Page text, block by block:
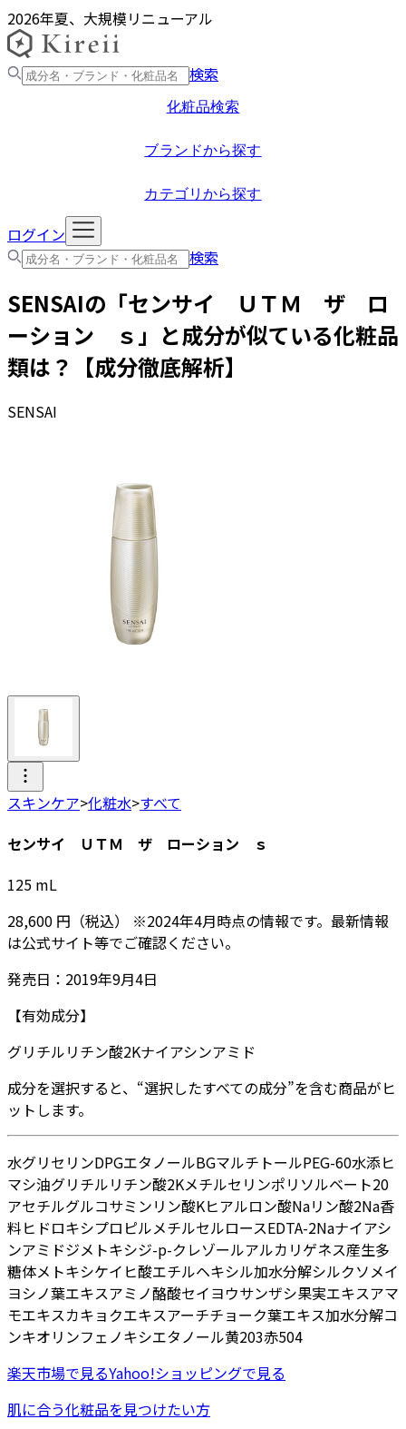
2026年夏、大規模リニューアル
検索
化粧品検索
ブランドから探す
カテゴリから探す
ログイン
検索
SENSAIの「センサイ ＵＴＭ ザ ロ
ーション ｓ 」と成分が似ている化粧品
類は？【成分徹底解析】
SENSAI
スキンケア>化粧水>すべて
センサイ ＵＴＭ ザ ローション ｓ
125 mL
28,600 円 （税込） ※2024年4月時点の情報です。最新情報
は公式サイト等でご確認ください。
発売日： 2019年9月4日
【有効成分】
グリチルリチン酸2Kナイアシンアミド
成分を選択すると、“選択したすべての成分”を含む商品がヒ
ットします。
水グリセリンDPGエタノールBGマルチトールPEG-60水添ヒ
マシ油グリチルリチン酸2Kメチルセリンポリソルベート20
アセチルグルコサミンリン酸Kヒアルロン酸Naリン酸2Na香
料ヒドロキシプロピルメチルセルロースEDTA-2Naナイアシ
ンアミドジメトキシジ-p-クレゾールアルカリゲネス産生多
糖体メトキシケイヒ酸エチルヘキシル加水分解シルクソメイ
ヨシノ葉エキスアミノ酪酸セイヨウサンザシ果実エキスアマ
モエキスカキョクエキスアーチチョーク葉エキス加水分解コ
ンキオリンフェノキシエタノール黄203赤504
楽天市場で見るYahoo!ショッピングで見る
肌に合う化粧品を見つけたい方